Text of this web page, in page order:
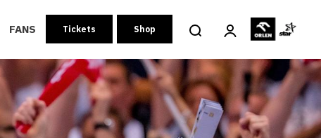
FANS Tickets Shop